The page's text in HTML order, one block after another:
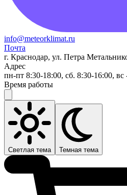
info@meteorklimat.ru
Почта
г. Краснодар, ул. Петра
Адрес
пн-пт 8:30-18:00, сб. 8:30-16:00,
Время работы
Светлая тема Темная тема